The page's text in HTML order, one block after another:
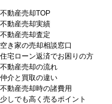
不動産売却TOP
不動産売却実績
不動産売却査定
空き家の売却相談窓口
住宅ローン返済でお困りの方
不動産売却の流れ
仲介と買取の違い
不動産売却時の諸費用
少しでも高く売るポイント